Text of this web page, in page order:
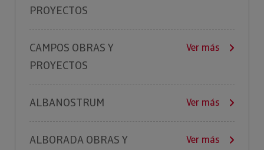
PROYECTOS
CAMPOS OBRAS Y
PROYECTOS
Ver más
ALBANOSTRUM Ver más
ALBORADA OBRAS Y
Ver más